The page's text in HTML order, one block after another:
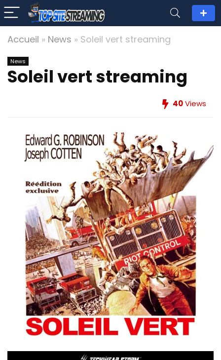
Accueil » News » Soleil vert streaming
News
Soleil vert streaming
40Views